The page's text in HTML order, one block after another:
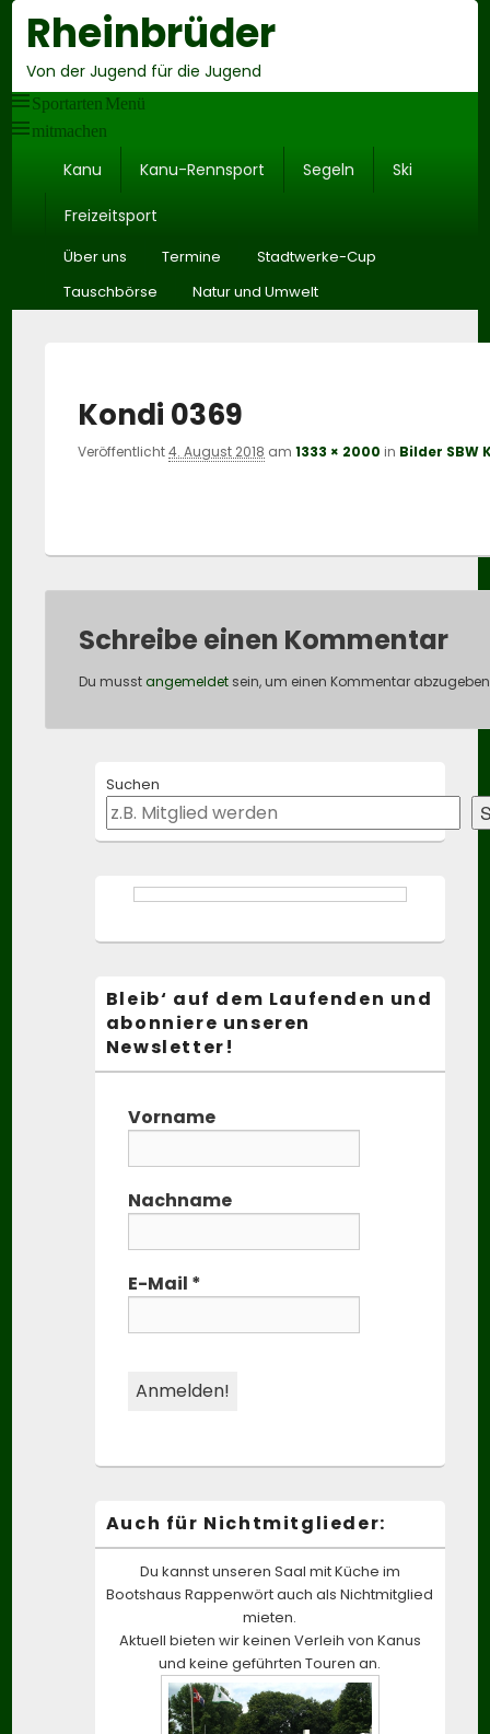
Rheinbrüder
Von der Jugend für die Jugend
Sportarten Menü
mitmachen
Kanu Kanu-Rennsport Segeln Ski
Freizeitsport
Untermenü
Über uns Termine
Stadtwerke-Cup
Tauschbörse
Natur und Umwelt
Kondi 0369
Veröffentlicht4. August 2018 am1333 × 2000 in Bilder SBW
Schreibe einen Kommentar
Du musstangemeldet sein, um einen Kommentar
Sidebar
Widget
Area
Suchen
Bleib‘ auf dem Laufenden und
abonniere unseren
Newsletter!
Vorname
Nachname
E-Mail *
Auch für Nichtmitglieder:
Du kannst unseren Saal mit Küche im
Bootshaus Rappenwört auch als Nichtmitglied
mieten.
Aktuell bieten wir keinen Verleih von Kanus
und keine geführten Touren an.